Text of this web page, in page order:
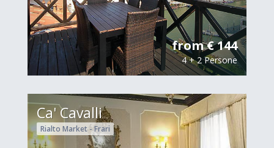
from € 144
4 + 2 Persone
Ca' Cavalli
Rialto Market - Frari